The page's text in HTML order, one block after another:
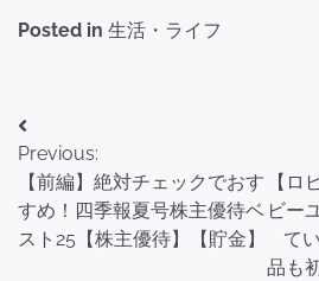
Posted in 生活・ライフ
投
稿
ナ
ビ
Previous:
【前編】絶対チェックでおす
すめ！四季報夏号株主優待ベ
スト25【株主優待】【貯金】
【ロ
ビー
て
品も